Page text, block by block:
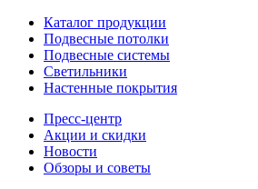
Каталог продукции
Подвесные потолки
Подвесные системы
Светильники
Настенные покрытия
Пресс-центр
Акции и скидки
Новости
Обзоры и советы